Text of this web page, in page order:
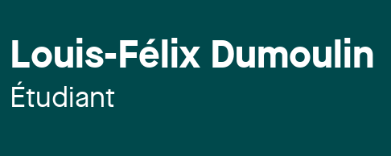
Louis-Félix Dumoulin
Étudiant